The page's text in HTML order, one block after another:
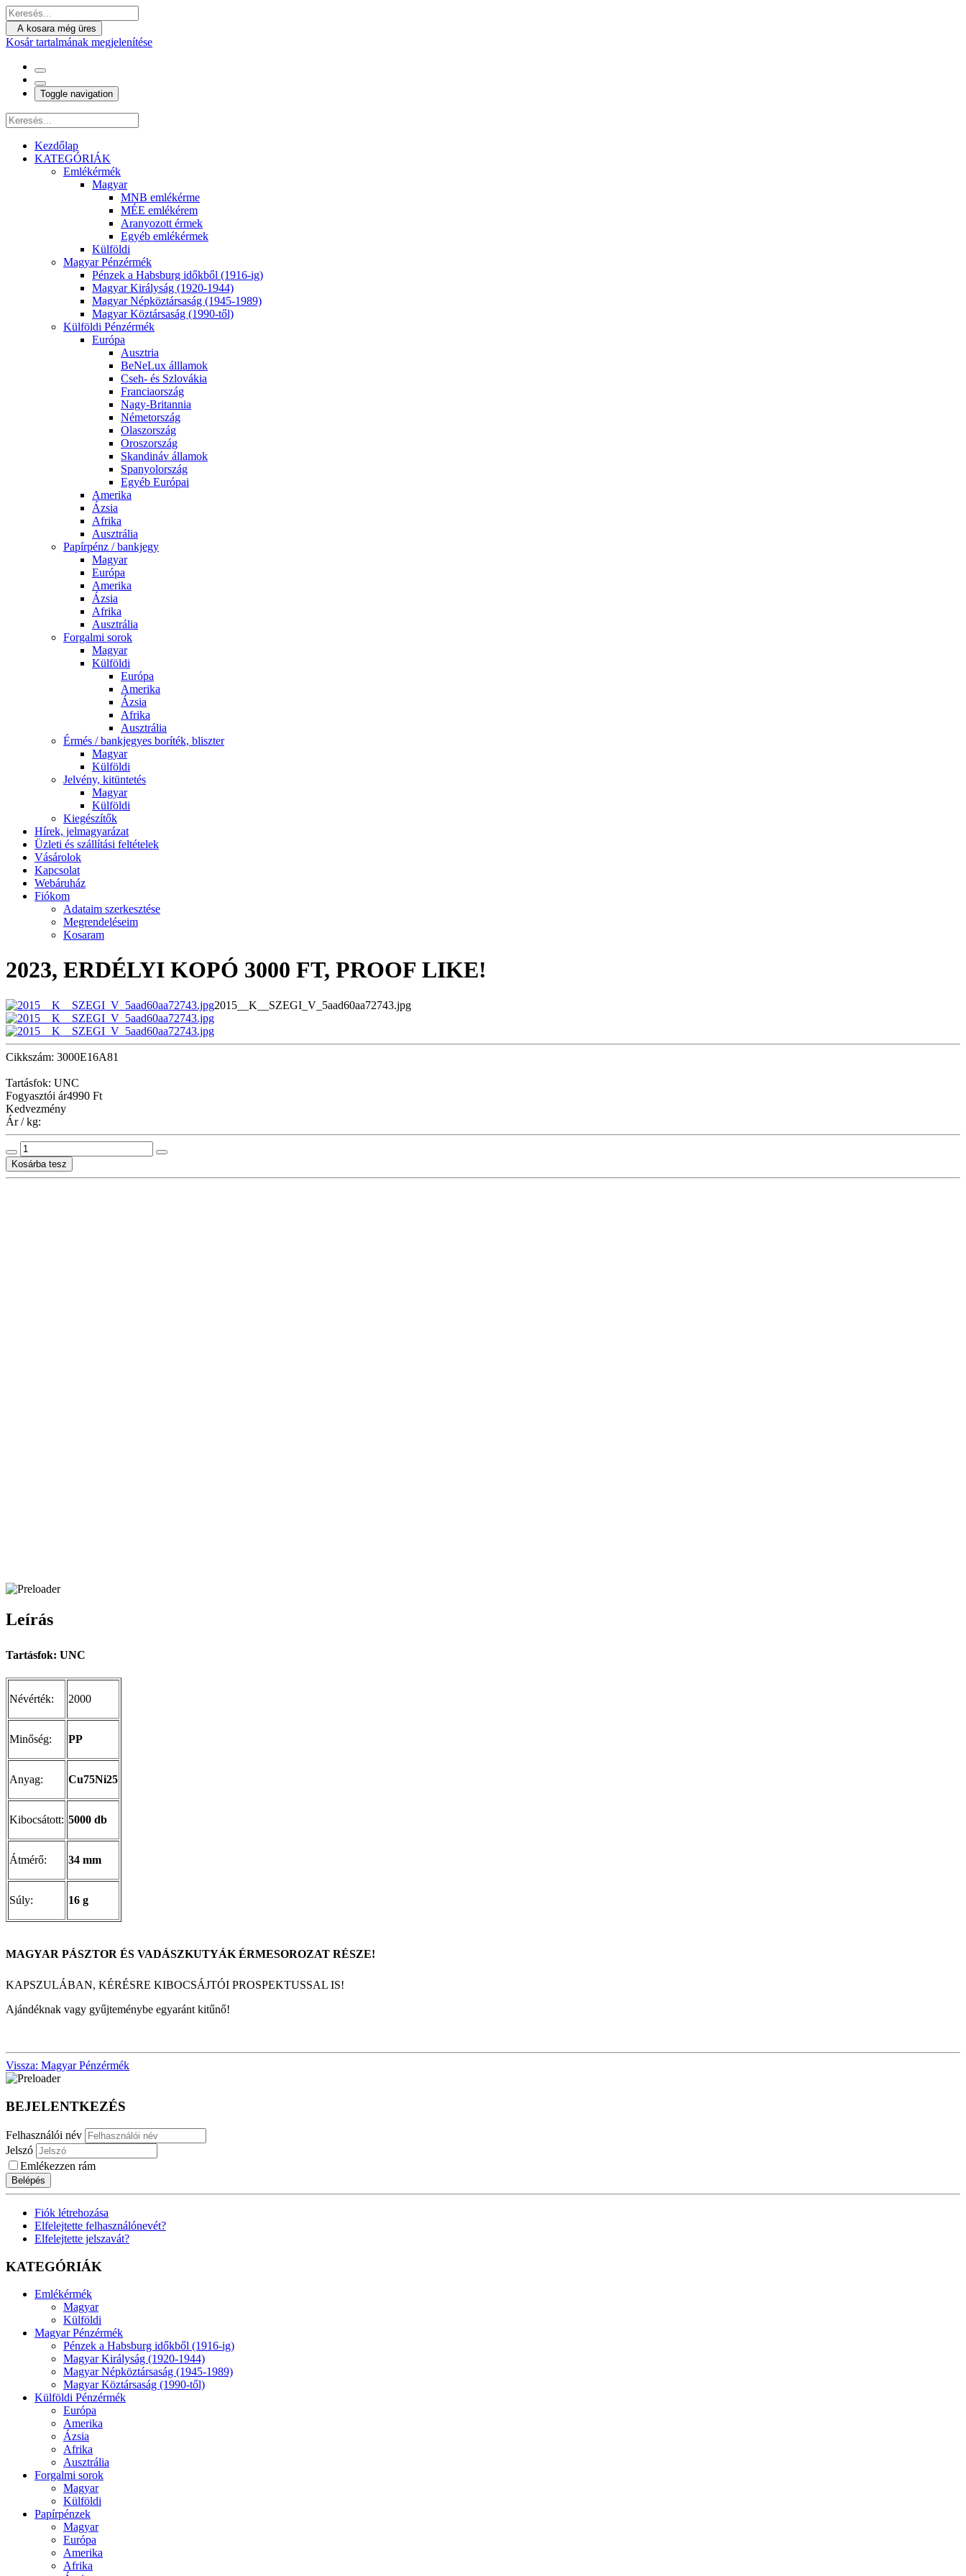
A kosara még üres
Kosár tartalmának megjelenítése
Toggle navigation
Kezdőlap
KATEGÓRIÁK
Emlékérmék
Magyar
MNB emlékérme
MÉE emlékérem
Aranyozott érmek
Egyéb emlékérmek
Külföldi
Magyar Pénzérmék
Pénzek a Habsburg időkből (1916-ig)
Magyar Királyság (1920-1944)
Magyar Népköztársaság (1945-1989)
Magyar Köztársaság (1990-től)
Külföldi Pénzérmék
Európa
Ausztria
BeNeLux álllamok
Cseh- és Szlovákia
Franciaország
Nagy-Britannia
Németország
Olaszország
Oroszország
Skandináv államok
Spanyolország
Egyéb Európai
Amerika
Ázsia
Afrika
Ausztrália
Papírpénz / bankjegy
Magyar
Európa
Amerika
Ázsia
Afrika
Ausztrália
Forgalmi sorok
Magyar
Külföldi
Európa
Amerika
Ázsia
Afrika
Ausztrália
Érmés / bankjegyes boríték, bliszter
Magyar
Külföldi
Jelvény, kitüntetés
Magyar
Külföldi
Kiegészítők
Hírek, jelmagyarázat
Üzleti és szállítási feltételek
Vásárolok
Kapcsolat
Webáruház
Fiókom
Adataim szerkesztése
Megrendeléseim
Kosaram
2023, ERDÉLYI KOPÓ 3000 FT, PROOF LIKE!
2015__K__SZEGI_V_5aad60aa72743.jpg
Cikkszám: 3000E16A81
Tartásfok: UNC
Fogyasztói ár4990 Ft
Kedvezmény
Ár / kg:
Leírás
Tartásfok: UNC
Névérték: 2000
Minőség: PP
Anyag: Cu75Ni25
Kibocsátott: 5000 db
Átmérő: 34 mm
Súly: 16 g
MAGYAR PÁSZTOR ÉS VADÁSZKUTYÁK ÉRMESOROZAT RÉSZE!
KAPSZULÁBAN, KÉRÉSRE KIBOCSÁJTÓI PROSPEKTUSSAL IS!
Ajándéknak vagy gyűjteménybe egyaránt kitűnő!
Vissza: Magyar Pénzérmék
BEJELENTKEZÉS
Felhasználói név
Jelszó
Emlékezzen rám
Belépés
Fiók létrehozása
Elfelejtette felhasználónevét?
Elfelejtette jelszavát?
KATEGÓRIÁK
Emlékérmék
Magyar
Külföldi
Magyar Pénzérmék
Pénzek a Habsburg időkből (1916-ig)
Magyar Királyság (1920-1944)
Magyar Népköztársaság (1945-1989)
Magyar Köztársaság (1990-től)
Külföldi Pénzérmék
Európa
Amerika
Ázsia
Afrika
Ausztrália
Forgalmi sorok
Magyar
Külföldi
Papírpénzek
Magyar
Európa
Amerika
Afrika